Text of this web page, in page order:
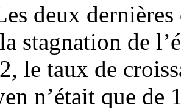
deux
stagnation de
le taux de
n’était que de